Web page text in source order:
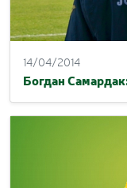
14/04/2014
Богдан